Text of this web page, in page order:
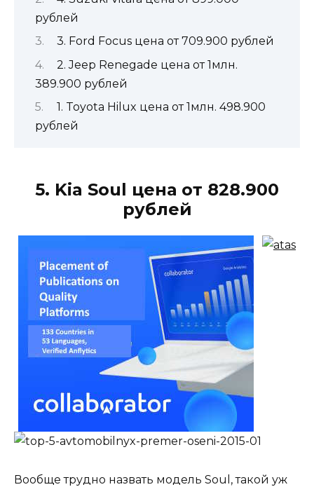
рублей
3. Ford Focus цена от 709.900 рублей
2. Jeep Renegade цена от 1млн.
389.900 рублей
1. Toyota Hilux цена от 1млн. 498.900
рублей
5. Kia Soul цена от 828.900
рублей
Вообще трудно назвать модель Soul, такой уж